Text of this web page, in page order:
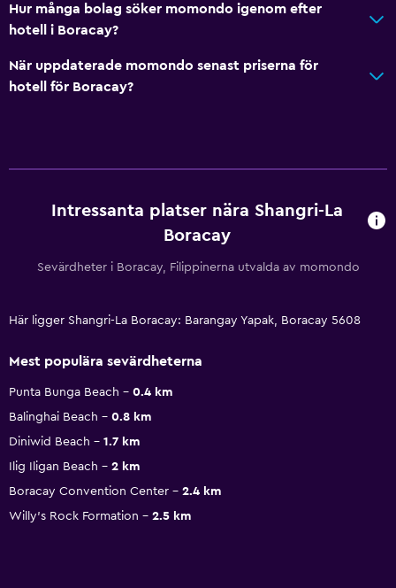
Hur många bolag söker momondo igenom efter
hotell i Boracay?
När uppdaterade momondo senast priserna för
hotell för Boracay?
Intressanta platser nära Shangri-La
Boracay
Sevärdheter i Boracay, Filippinerna utvalda av momondo
Här ligger Shangri-La Boracay: Barangay Yapak, Boracay 5608
Mest populära sevärdheterna
Punta Bunga Beach
0.4 km
Balinghai Beach
0.8 km
Diniwid Beach
1.7 km
Ilig Iligan Beach
2 km
Boracay Convention Center
2.4 km
Willy's Rock Formation
2.5 km